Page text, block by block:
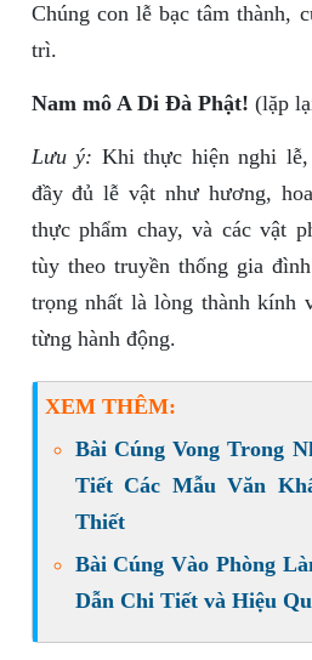
Chúng con lễ bạc tâm thành,
trì.
Nam mô A Di Đà Phật! (lặp
Lưu ý: Khi thực hiện nghi
đầy đủ lễ vật như hương,
thực phẩm chay, và các vật
tùy theo truyền thống gia
trọng nhất là lòng thành kính
từng hành động.
XEM THÊM:
Bài Cúng Vong Trong
Tiết Các Mẫu Văn
Thiết
Bài Cúng Vào Phòng
Dẫn Chi Tiết và Hiệu